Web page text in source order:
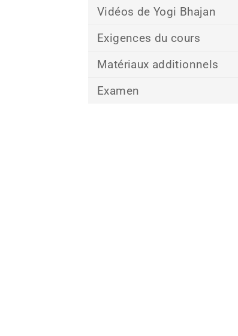
Vidéos de Yogi Bhajan
Exigences du cours
Matériaux additionnels
Examen